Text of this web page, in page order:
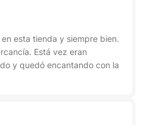
esta tienda y siempre bien.
Está vez eran
y quedó encantando con la